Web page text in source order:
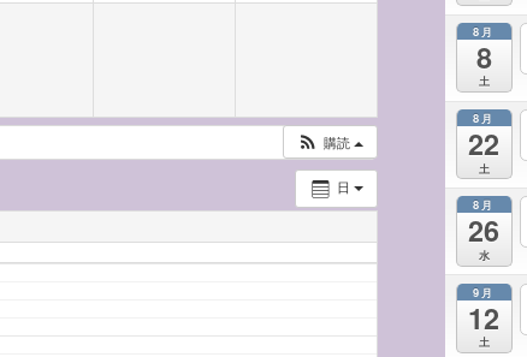
購読
日
8月
8
土
8月
22
土
8月
26
水
9月
12
土